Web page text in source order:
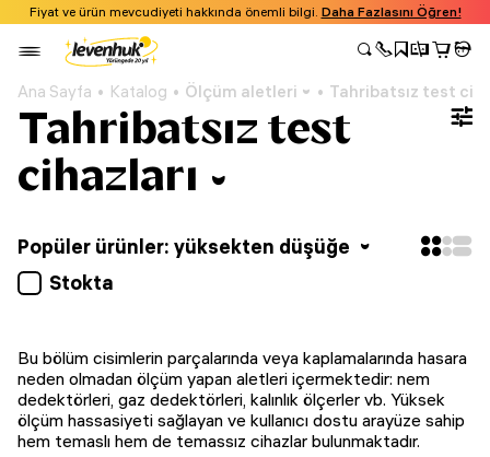
Fiyat ve ürün mevcudiyeti hakkında önemli bilgi. Daha Fazlasını Öğren!
Ana Sayfa Katalog Ölçüm aletleri Tahribatsız test
Tahribatsız test
cihazları
Popüler ürünler: yüksekten düşüğe
Stokta
Bu bölüm cisimlerin parçalarında veya kaplamalarında hasara
neden olmadan ölçüm yapan aletleri içermektedir: nem
dedektörleri, gaz dedektörleri, kalınlık ölçerler vb. Yüksek
ölçüm hassasiyeti sağlayan ve kullanıcı dostu arayüze sahip
hem temaslı hem de temassız cihazlar bulunmaktadır.